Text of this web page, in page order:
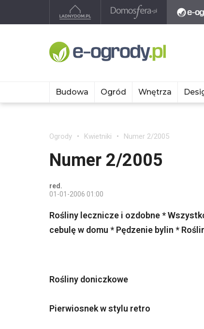
Budowa Ogród Wnętrza
Ogrody Kwietniki Numer 2/2005
Numer 2/2005
red.
01-01-2006 01:00
Rośliny lecznicze i ozdobne *
cebulę w domu * Pędzenie bylin *
Rośliny doniczkowe
Pierwiosnek w stylu retro